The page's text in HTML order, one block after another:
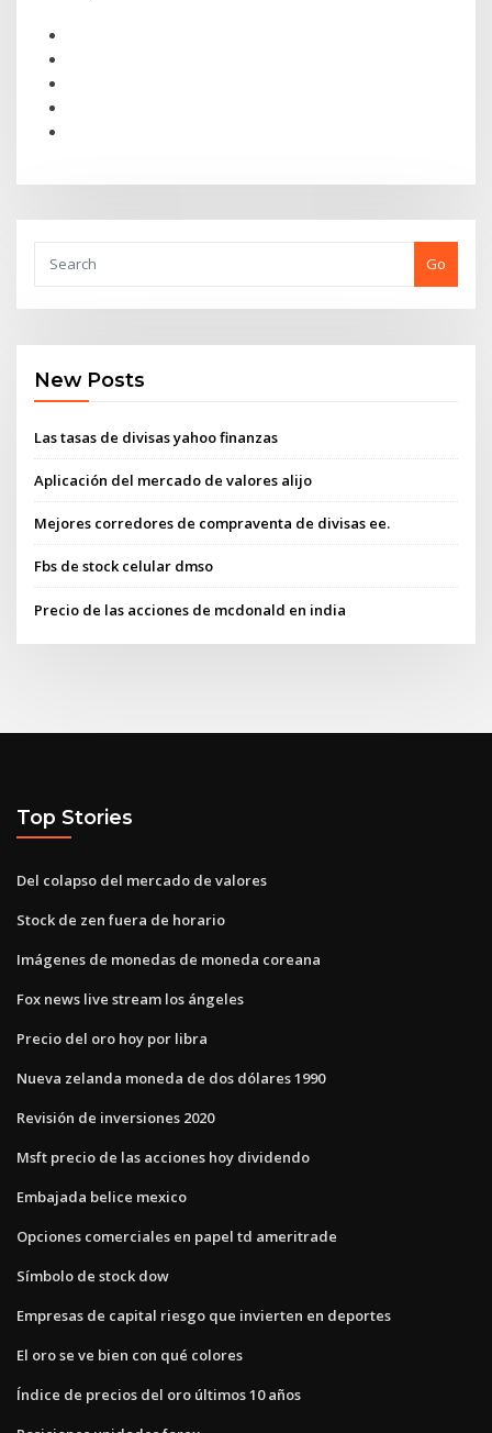
Go
New Posts
Las tasas de divisas yahoo finanzas
Aplicación del mercado de valores alijo
Mejores corredores de compraventa de divisas ee.
Fbs de stock celular dmso
Precio de las acciones de mcdonald en india
Top Stories
Del colapso del mercado de valores
Stock de zen fuera de horario
Imágenes de monedas de moneda coreana
Fox news live stream los ángeles
Precio del oro hoy por libra
Nueva zelanda moneda de dos dólares 1990
Revisión de inversiones 2020
Msft precio de las acciones hoy dividendo
Embajada belice mexico
Opciones comerciales en papel td ameritrade
Símbolo de stock dow
Empresas de capital riesgo que invierten en deportes
El oro se ve bien con qué colores
Índice de precios del oro últimos 10 años